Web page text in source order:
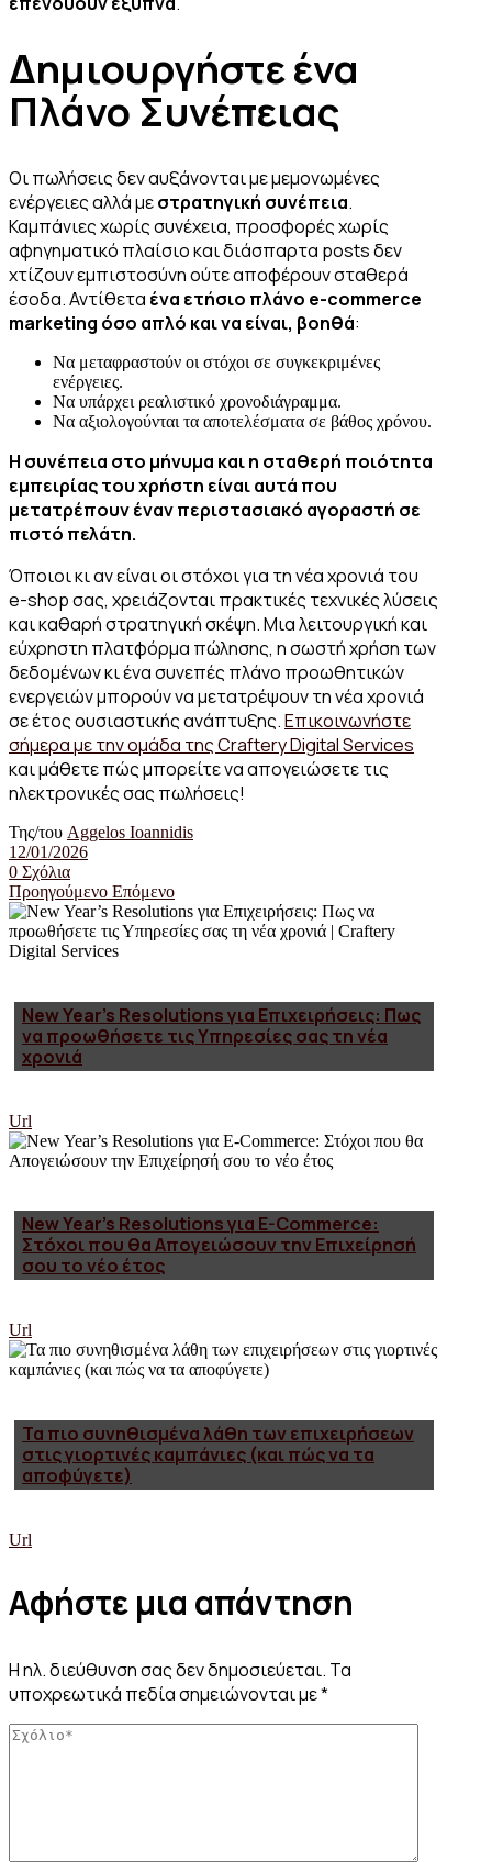
Δημιουργήστε ένα
Πλάνο Συνέπειας
Οι πωλήσεις δεν αυξάνονται με μεμονωμένες
ενέργειες αλλά μεστρατηγική συνέπεια.
Καμπάνιες χωρίς συνέχεια, προσφορές χωρίς
αφηγηματικό πλαίσιο και διάσπαρτα posts δεν
χτίζουν εμπιστοσύνη ούτε αποφέρουν σταθερά
έσοδα. Αντίθετα ένα ετήσιο πλάνο e-commerce
marketing όσο απλό και να είναι, βοηθά:
Να μεταφραστούν οι στόχοι σε συγκεκριμένες
ενέργειες.
Να υπάρχει ρεαλιστικό χρονοδιάγραμμα.
Να αξιολογούνται τα αποτελέσματα σε βάθος χρόνου.
Η συνέπεια στο μήνυμα και η σταθερή ποιότητα
εμπειρίας του χρήστη είναι αυτά που
μετατρέπουν έναν περιστασιακό αγοραστή σε
πιστό πελάτη.
Όποιοι κι αν είναι οι στόχοι για τη νέα χρονιά του
e-shop σας, χρειάζονται πρακτικές τεχνικές λύσεις
και καθαρή στρατηγική σκέψη. Μια λειτουργική και
εύχρηστη πλατφόρμα πώλησης, η σωστή χρήση των
δεδομένων κι ένα συνεπές πλάνο προωθητικών
ενεργειών μπορούν να μετατρέψουν τη νέα χρονιά
σε έτος ουσιαστικής ανάπτυξης.Επικοινωνήστε
σήμερα με την ομάδα της Craftery Digital Services
και μάθετε πώς μπορείτε να απογειώσετε τις
ηλεκτρονικές σας πωλήσεις!
Της/του Aggelos Ioannidis
12/01/2026
0 Σχόλια
Προηγούμενο Επόμενο
New Year’s Resolutions για Επιχειρήσεις: Πως
να προωθήσετε τις Υπηρεσίες σας τη νέα
χρονιά
Url
New Year’s Resolutions για E-Commerce:
Στόχοι που θα Απογειώσουν την Επιχείρησή
σου το νέο έτος
Url
Τα πιο συνηθισμένα λάθη των επιχειρήσεων
στις γιορτινές καμπάνιες (και πώς να τα
αποφύγετε)
Url
Αφήστε μια απάντηση
Η ηλ. διεύθυνση σας δεν δημοσιεύεται. Τα
υποχρεωτικά πεδία σημειώνονται με*